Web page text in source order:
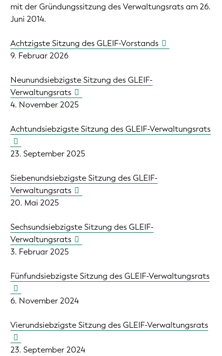
mit der Gründungssitzung des Verwaltungsrats am 26.
Juni 2014.
Achtzigste Sitzung des GLEIF-Vorstands
9. Februar 2026
Neunundsiebzigste Sitzung des GLEIF-
Verwaltungsrats
4. November 2025
Achtundsiebzigste Sitzung des GLEIF-Verwaltungsrats
23. September 2025
Siebenundsiebzigste Sitzung des GLEIF-
Verwaltungsrats
20. Mai 2025
Sechsundsiebzigste Sitzung des GLEIF-
Verwaltungsrats
3. Februar 2025
Fünfundsiebzigste Sitzung des GLEIF-Verwaltungsrats
6. November 2024
Vierundsiebzigste Sitzung des GLEIF-Verwaltungsrats
23. September 2024